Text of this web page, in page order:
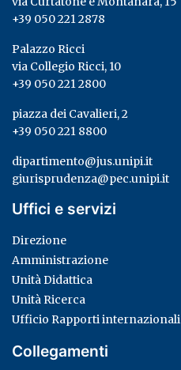
+39 050 221 2878
Palazzo Ricci
via Collegio Ricci, 10
+39 050 221 2800
piazza dei Cavalieri, 2
+39 050 221 8800
dipartimento@jus.unipi.it
giurisprudenza@pec.unipi.it
Uffici e servizi
Direzione
Amministrazione
Unità Didattica
Unità Ricerca
Ufficio Rapporti internazionali
Collegamenti